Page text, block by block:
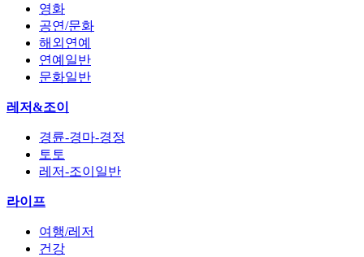
영화
공연/문화
해외연예
연예일반
문화일반
레저&조이
경륜-경마-경정
토토
레저-조이일반
라이프
여행/레저
건강